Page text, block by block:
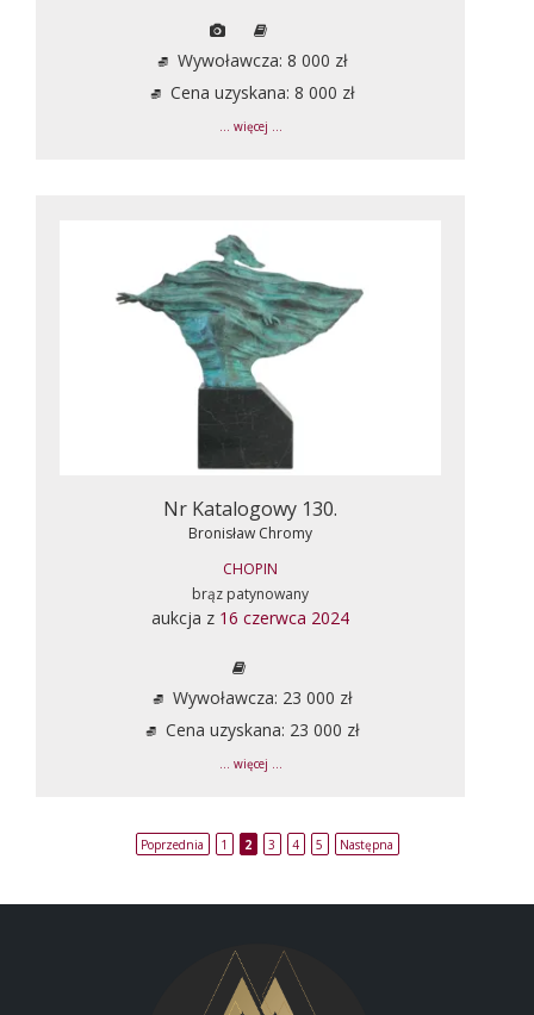
Wywoławcza: 8 000 zł
Cena uzyskana: 8 000 zł
... więcej ...
Nr Katalogowy 130.
Bronisław Chromy
CHOPIN
brąz patynowany
aukcja z 16 czerwca 2024
Wywoławcza: 23 000 zł
Cena uzyskana: 23 000 zł
... więcej ...
Poprzednia 1 2 3 4 5 Następna